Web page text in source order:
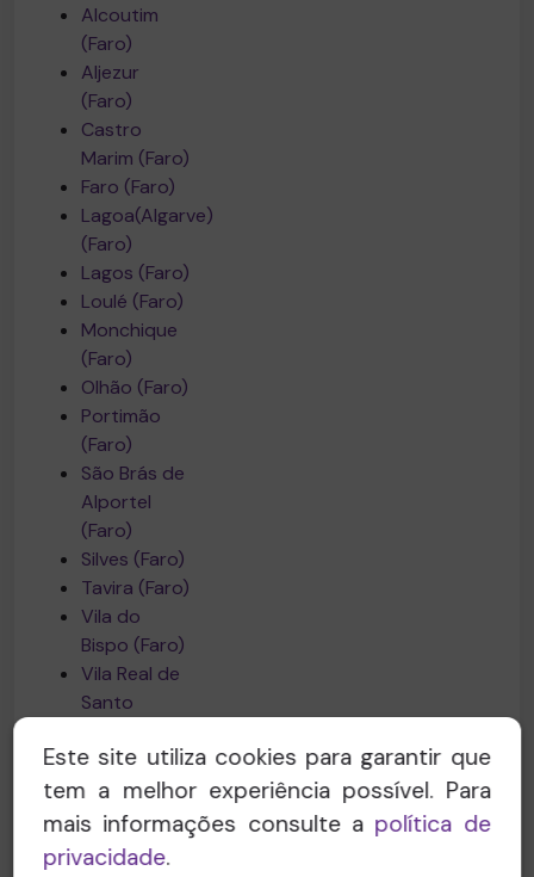
Alcoutim
(Faro)
Aljezur
(Faro)
Castro
Marim (Faro)
Faro (Faro)
Lagoa(Algarve)
(Faro)
Lagos (Faro)
Loulé (Faro)
Monchique
(Faro)
Olhão (Faro)
Portimão
(Faro)
São Brás de
Alportel
(Faro)
Silves (Faro)
Tavira (Faro)
Vila do
Bispo (Faro)
Vila Real de
Santo
(Faro)
Lajes das
Flores
(Flores)
Este site utiliza cookies para garantir que
tem a melhor experiência possível. Para
mais informações consulte a política de
privacidade.